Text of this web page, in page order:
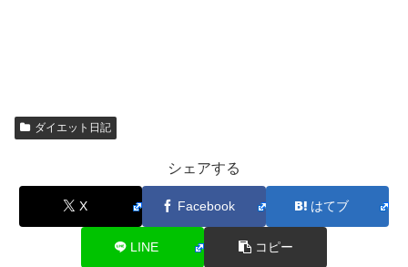
ダイエット日記
シェアする
X Facebook はてブ
LINE コピー